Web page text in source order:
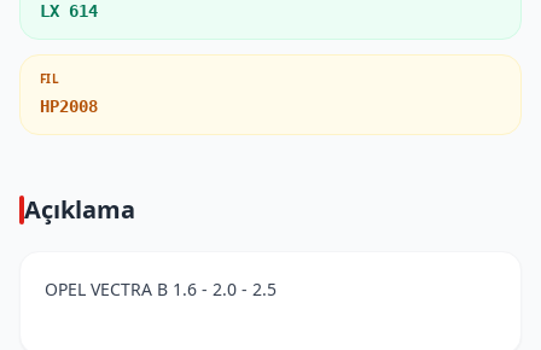
LX 614
FIL
HP2008
Açıklama
OPEL VECTRA B 1.6 - 2.0 - 2.5